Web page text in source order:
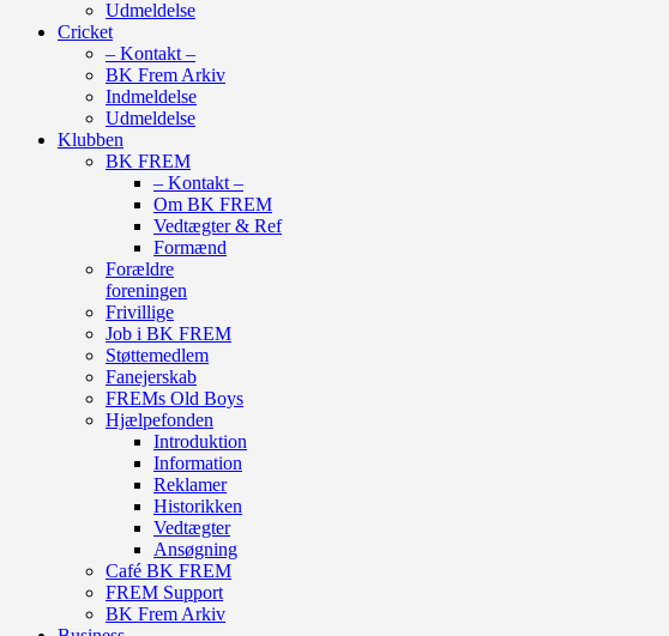
Udmeldelse
Cricket
– Kontakt –
BK Frem Arkiv
Indmeldelse
Udmeldelse
Klubben
BK FREM
– Kontakt –
Om BK FREM
Vedtægter & Ref
Formænd
Forældre
foreningen
Frivillige
Job i BK FREM
Støttemedlem
Fanejerskab
FREMs Old Boys
Hjælpefonden
Introduktion
Information
Reklamer
Historikken
Vedtægter
Ansøgning
Café BK FREM
FREM Support
BK Frem Arkiv